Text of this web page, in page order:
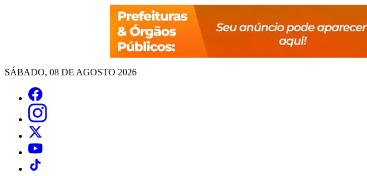
SÁBADO, 08 DE AGOSTO 2026